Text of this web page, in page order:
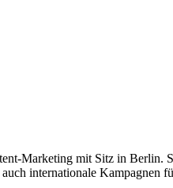
Marketing mit Sitz in Berlin.
internationale Kampagnen